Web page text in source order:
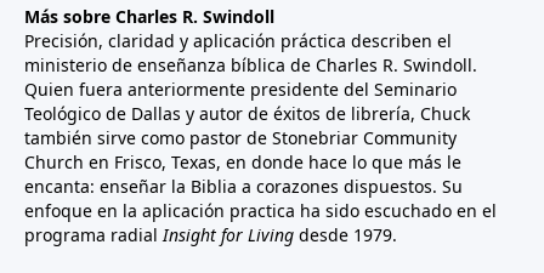
Más sobre Charles R. Swindoll
Precisión, claridad y aplicación práctica describen el
ministerio de enseñanza bíblica de Charles R. Swindoll.
Quien fuera anteriormente presidente del Seminario
Teológico de Dallas y autor de éxitos de librería, Chuck
también sirve como pastor de Stonebriar Community
Church en Frisco, Texas, en donde hace lo que más le
encanta: enseñar la Biblia a corazones dispuestos. Su
enfoque en la aplicación practica ha sido escuchado en el
programa radialInsight for Living desde 1979.